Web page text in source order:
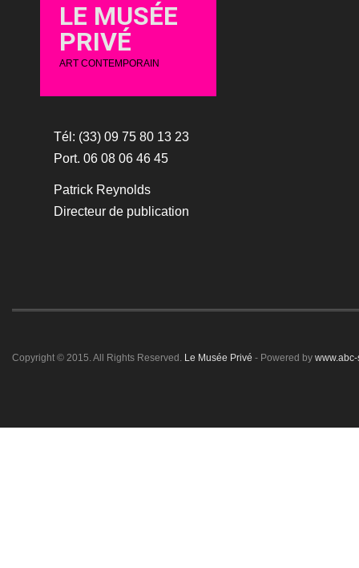
LE MUSÉE
PRIVÉ
ART CONTEMPORAIN
Tél: (33) 09 75 80 13 23
Port. 06 08 06 46 45
Patrick Reynolds
Directeur de publication
Copyright © 2015. All Rights Reserved. Le Musée Privé - Powered by